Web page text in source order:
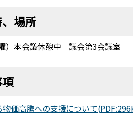
場所
）本会議休憩中 議会第3会議室
価高騰への支援について